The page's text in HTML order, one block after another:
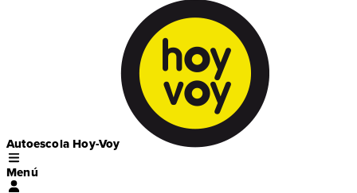
Autoescola Hoy-Voy
Menú